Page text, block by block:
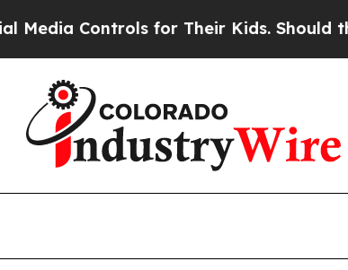
for Their Kids. Should the US?